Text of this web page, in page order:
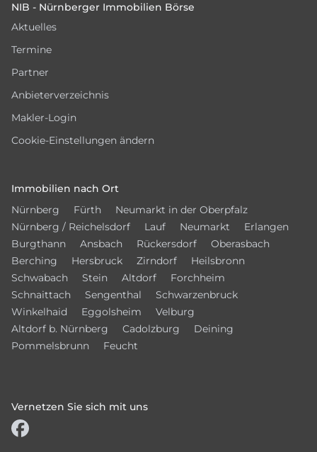
NIB - Nürnberger Immobilien Börse
Aktuelles
Termine
Partner
Anbieterverzeichnis
Makler-Login
Cookie-Einstellungen ändern
Immobilien nach Ort
Nürnberg
Fürth
Neumarkt in der Oberpfalz
Nürnberg / Reichelsdorf
Lauf Neumarkt
Erlangen
Burgthann
Ansbach Rückersdorf
Oberasbach
Berching
Hersbruck Zirndorf
Heilsbronn
Schwabach
Stein Altdorf
Forchheim
Schnaittach
Sengenthal
Schwarzenbruck
Winkelhaid
Eggolsheim
Velburg
Altdorf b. Nürnberg
Cadolzburg
Deining
Pommelsbrunn
Feucht
Vernetzen Sie sich mit uns